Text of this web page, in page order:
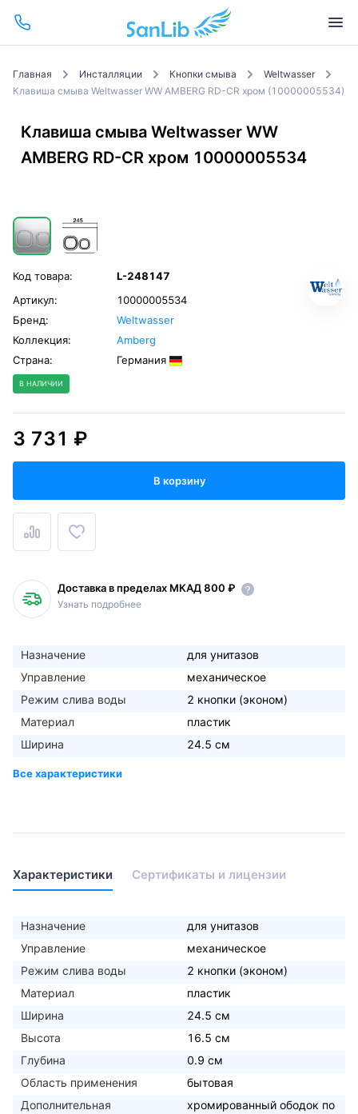
Главная Инсталляции Кнопки смыва
Weltwasser
Клавиша смыва Weltwasser WW AMBERG RD-CR хром (10000005534)
Клавиша смыва Weltwasser WW
AMBERG RD-CR хром 10000005534
Код товара:
L-248147
Артикул:
10000005534
Бренд:
Weltwasser
Коллекция:
Amberg
Страна:
Германия
В НАЛИЧИИ
3 731 ₽
В корзину
Доставка в пределах МКАД 800 ₽
Узнать подробнее
Назначение
для унитазов
Управление
механическое
Режим слива воды
2 кнопки (эконом)
Материал
пластик
Ширина
24.5 см
Характеристики Сертификаты и лицензии
Назначение
для унитазов
Управление
механическое
Режим слива воды
2 кнопки (эконом)
Материал
пластик
Ширина
24.5 см
Высота
16.5 см
Глубина
0.9 см
Область применения
бытовая
Дополнительная
хромированный ободок по